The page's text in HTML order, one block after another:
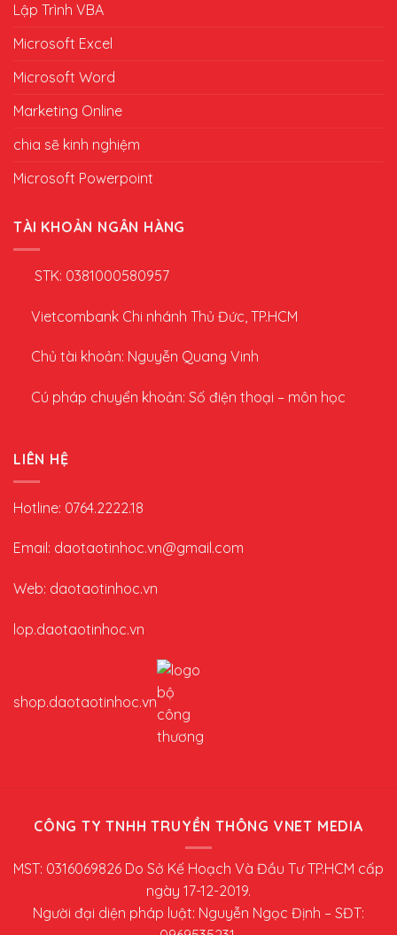
Lập Trình VBA
Microsoft Excel
Microsoft Word
Marketing Online
chia sẽ kinh nghiệm
Microsoft Powerpoint
TÀI KHOẢN NGÂN HÀNG
STK: 0381000580957
Vietcombank Chi nhánh Thủ Đức, TP.HCM
Chủ tài khoản: Nguyễn Quang Vinh
Cú pháp chuyển khoản: Số điện thoại – môn học
LIÊN HỆ
Hotline: 0764.2222.18
Email: daotaotinhoc.vn@gmail.com
Web: daotaotinhoc.vn
lop.daotaotinhoc.vn
shop.daotaotinhoc.vn
CÔNG TY TNHH TRUYỀN THÔNG VNET MEDIA
MST: 0316069826 Do Sở Kế Hoạch Và Đầu Tư TP.HCM cấp
ngày 17-12-2019.
Người đại diện pháp luật: Nguyễn Ngọc Định – SĐT: